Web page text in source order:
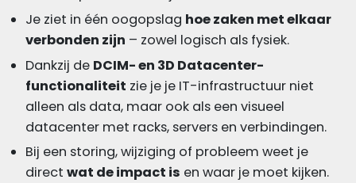
Je ziet in één oogopslag hoe zaken met elkaar
verbonden zijn – zowel logisch als fysiek.
Dankzij de DCIM- en 3D Datacenter-
functionaliteit zie je je IT-infrastructuur niet
alleen als data, maar ook als een visueel
datacenter met racks, servers en verbindingen.
Bij een storing, wijziging of probleem weet je
direct wat de impact is en waar je moet kijken.